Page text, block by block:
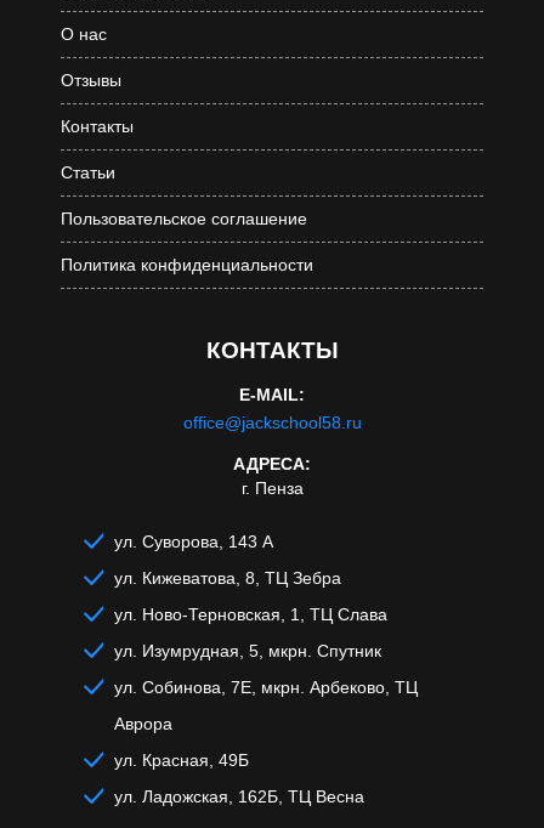
О нас
Отзывы
Контакты
Статьи
Пользовательское соглашение
Политика конфиденциальности
КОНТАКТЫ
E-MAIL:
office@jackschool58.ru
АДРЕСА:
г. Пенза
ул. Суворова, 143 А
ул. Кижеватова, 8, ТЦ Зебра
ул. Ново-Терновская, 1, ТЦ Слава
ул. Изумрудная, 5, мкрн. Спутник
ул. Собинова, 7Е, мкрн. Арбеково, ТЦ
Аврора
ул. Красная, 49Б
ул. Ладожская, 162Б, ТЦ Весна